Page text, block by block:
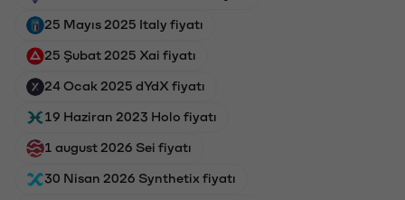
25 Mayıs 2025 Italy fiyatı
25 Şubat 2025 Xai fiyatı
24 Ocak 2025 dYdX fiyatı
19 Haziran 2023 Holo fiyatı
1 august 2026 Sei fiyatı
30 Nisan 2026 Synthetix fiyatı